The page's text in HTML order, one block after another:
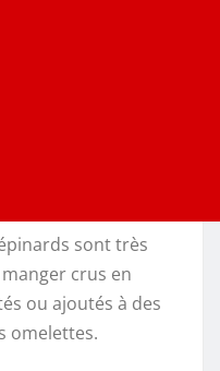
sont très
crus en
ou ajoutés à des
omelettes.